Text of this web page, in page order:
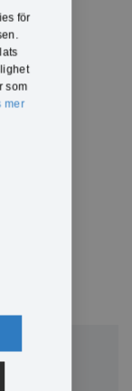
för
som
mer